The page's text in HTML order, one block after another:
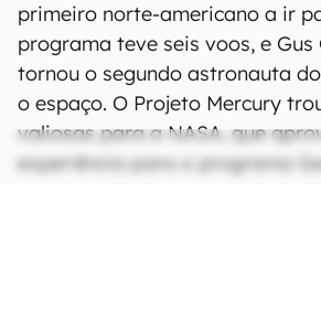
primeiro norte-americano a ir
programa teve seis voos, e Gus
tornou o segundo astronauta
o espaço. O Projeto Mercury
valiosas para a NASA, que
experiência para o programa